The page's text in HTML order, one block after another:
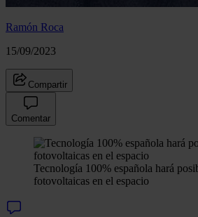
Ramón Roca
15/09/2023
Compartir
Comentar
Tecnología 100% española hará
fotovoltaicas en el espacio